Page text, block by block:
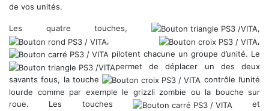
de vos unités.
Les quatre touches,
,
,
,
pilotent chacune un groupe d’unité. Le
permet de déplacer un des deux
savants fous, la touche
contrôle l’unité
lourde comme par exemple le grizzli zombie ou la bouche sur
roue. Les touches
et